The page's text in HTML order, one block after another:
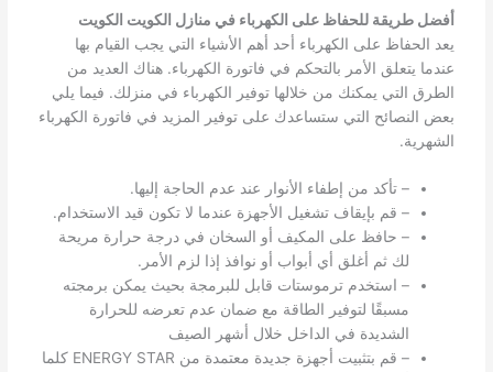
أفضل طريقة للحفاظ على الكهرباء في منازل الكويت الكويت
يعد الحفاظ على الكهرباء أحد أهم الأشياء التي يجب القيام بها
عندما يتعلق الأمر بالتحكم في فاتورة الكهرباء. هناك العديد من
الطرق التي يمكنك من خلالها توفير الكهرباء في منزلك. فيما يلي
بعض النصائح التي ستساعدك على توفير المزيد في فاتورة الكهرباء
الشهرية.
– تأكد من إطفاء الأنوار عند عدم الحاجة إليها.
– قم بإيقاف تشغيل الأجهزة عندما لا تكون قيد الاستخدام.
– حافظ على المكيف أو السخان في درجة حرارة مريحة
لك ثم أغلق أي أبواب أو نوافذ إذا لزم الأمر.
– استخدم ترموستات قابل للبرمجة بحيث يمكن برمجته
مسبقًا لتوفير الطاقة مع ضمان عدم تعرضه للحرارة
الشديدة في الداخل خلال أشهر الصيف
– قم بتثبيت أجهزة جديدة معتمدة من ENERGY STAR كلما